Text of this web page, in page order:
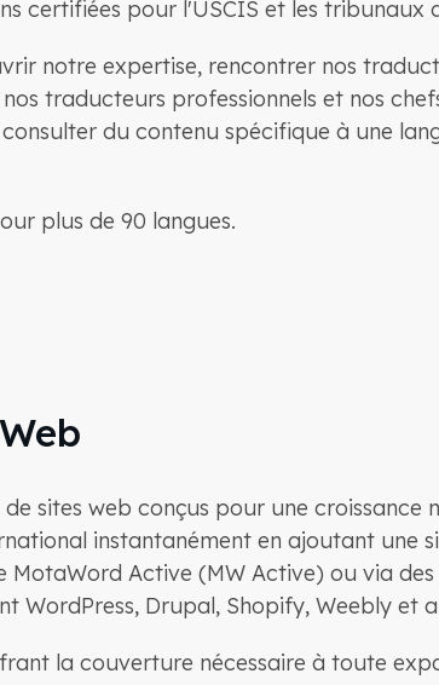
certifiées pour l'USCIS et les tribunaux
notre expertise, rencontrer nos
traducteurs professionnels et nos
du contenu spécifique à une
plus de 90 langues.
sites web conçus pour une croissance
instantanément en ajoutant une
Active (MW Active) ou via
WordPress, Drupal, Shopify, Weebly et
la couverture nécessaire à toute